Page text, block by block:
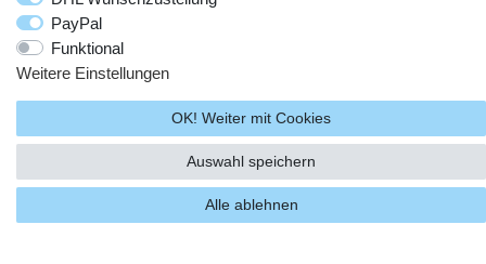
PayPal
Funktional
Weitere Einstellungen
OK! Weiter mit Cookies
Alle ablehnen
Auswahl speichern